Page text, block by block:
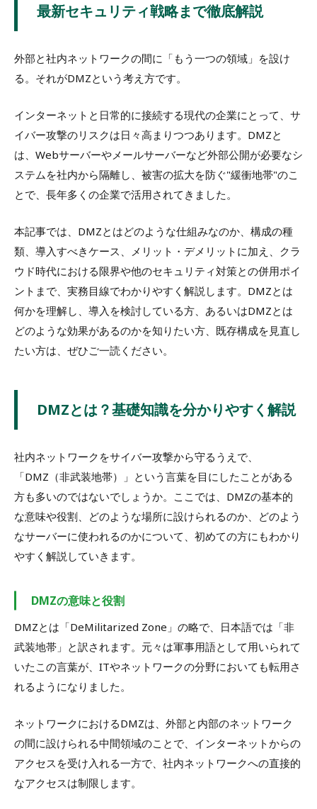
最新セキュリティ戦略まで徹底解説
外部と社内ネットワークの間に「もう一つの領域」を設け
る。それがDMZという考え方です。
インターネットと日常的に接続する現代の企業にとって、サ
イバー攻撃のリスクは日々高まりつつあります。DMZと
は、Webサーバーやメールサーバーなど外部公開が必要なシ
ステムを社内から隔離し、被害の拡大を防ぐ"緩衝地帯"のこ
とで、長年多くの企業で活用されてきました。
本記事では、DMZとはどのような仕組みなのか、構成の種
類、導入すべきケース、メリット・デメリットに加え、クラ
ウド時代における限界や他のセキュリティ対策との併用ポイ
ントまで、実務目線でわかりやすく解説します。DMZとは
何かを理解し、導入を検討している方、あるいはDMZとは
どのような効果があるのかを知りたい方、既存構成を見直し
たい方は、ぜひご一読ください。
DMZとは？基礎知識を分かりやすく解説
社内ネットワークをサイバー攻撃から守るうえで、
「DMZ（非武装地帯）」という言葉を目にしたことがある
方も多いのではないでしょうか。ここでは、DMZの基本的
な意味や役割、どのような場所に設けられるのか、どのよう
なサーバーに使われるのかについて、初めての方にもわかり
やすく解説していきます。
DMZの意味と役割
DMZとは「DeMilitarized Zone」の略で、日本語では「非
武装地帯」と訳されます。元々は軍事用語として用いられて
いたこの言葉が、ITやネットワークの分野においても転用さ
れるようになりました。
ネットワークにおけるDMZは、外部と内部のネットワーク
の間に設けられる中間領域のことで、インターネットからの
アクセスを受け入れる一方で、社内ネットワークへの直接的
なアクセスは制限します。